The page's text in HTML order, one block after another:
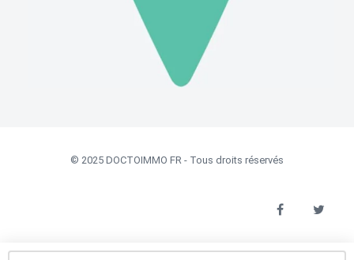
© 2025 DOCTOIMMO FR - Tous droits réservés